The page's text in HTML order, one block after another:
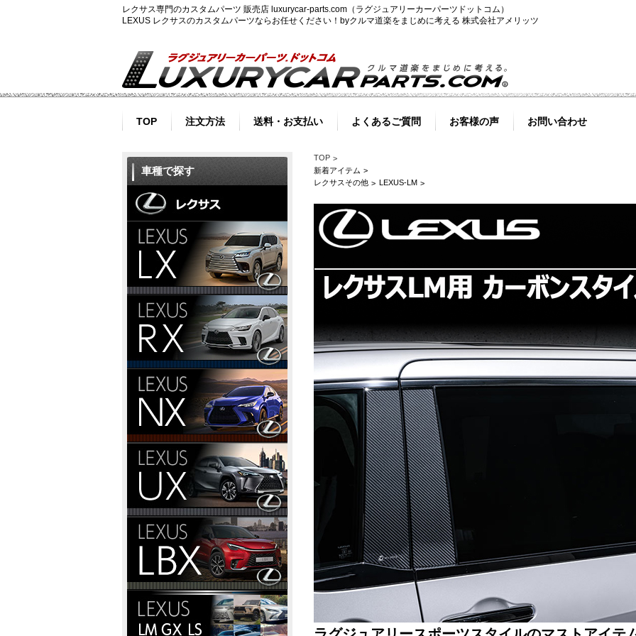
レクサス専門のカスタムパーツ 販売店 luxurycar-parts.com（ラグジュアリーカーパーツドットコム）
LEXUS レクサスのカスタムパーツならお任せください！byクルマ道楽をまじめに考える 株式会社アメリッツ
TOP 注文方法 送料・お支払い よくあるご質問 お客様の声 お問い合わせ
TOP
新着アイテム
レクサスその他
LEXUS-LM
車種で探す